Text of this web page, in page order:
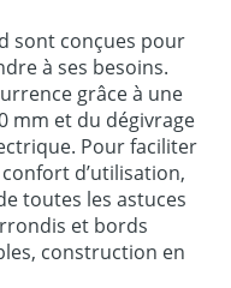
sont conçues pour
à ses besoins.
grâce à une
mm et du dégivrage
Pour faciliter
d’utilisation,
toutes les astuces
et bords
construction en